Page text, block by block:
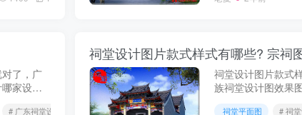
了，广
家设计
# 广东祠堂设计施工哪家最好
祠堂设计图片款式样式有哪些? 宗祠
祠堂设计图片款式
族祠堂设计图效果
祠堂平面图 # 祠